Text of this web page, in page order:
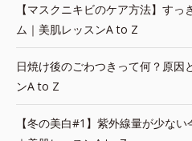
【マスクニキビのケア方法】す
ム｜美肌レッスンA to Z
日焼け後のごわつきって何？原因
ンA to Z
【冬の美白#1】紫外線量が少な